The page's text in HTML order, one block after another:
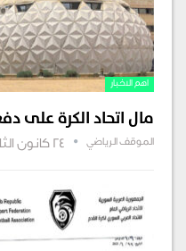
اهم الاخبار
مال اتحاد الكرة على
الموقف الرياضي 24 كانون الثاني , 2023